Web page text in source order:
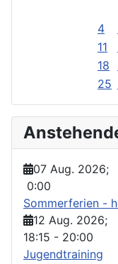
4
11
18
25
07 Aug. 2026;
0:00
Sommerferien -
12 Aug. 2026;
18:15 - 20:00
Jugendtraining